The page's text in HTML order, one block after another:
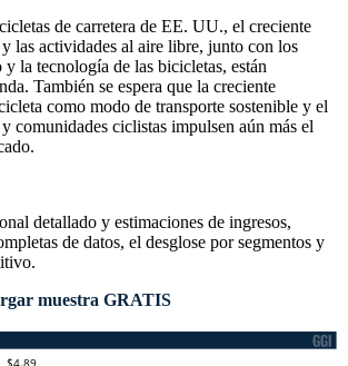
de carretera de EE. UU., el creciente
las actividades al aire libre, junto con los
y la tecnología de las bicicletas, están
También se espera que la creciente
como modo de transporte sostenible y el
comunidades ciclistas impulsen aún más el
detallado y estimaciones de ingresos,
de datos, el desglose por segmentos y
.
muestra GRATIS